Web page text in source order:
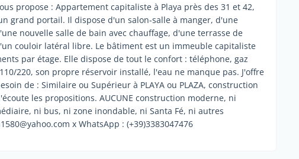
propose : Appartement capitaliste à Playa près des 31 et 42,
grand portail. Il dispose d'un salon-salle à manger, d'une
nouvelle salle de bain avec chauffage, d'une terrasse de
couloir latéral libre. Le bâtiment est un immeuble capitaliste
par étage. Elle dispose de tout le confort : téléphone, gaz
220, son propre réservoir installé, l'eau ne manque pas. J'offre
de : Similaire ou Supérieur à PLAYA ou PLAZA, construction
les propositions. AUCUNE construction moderne, ni
ni bus, ni zone inondable, ni Santa Fé, ni autres
x WhatsApp : (+39)3383047476